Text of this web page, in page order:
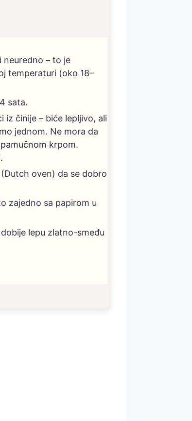
neuredno – to je
temperaturi (oko 18–
sata.
činije – biće lepljivo, ali
jednom. Ne mora da
krpom.
oven) da se dobro
zajedno sa papirom u
lepu zlatno-smeđu